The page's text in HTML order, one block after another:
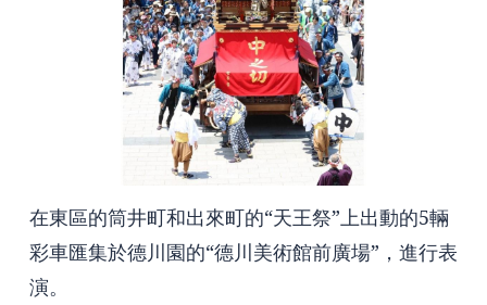
在東區的筒井町和出來町的“天王祭”上出動的5輛
彩車匯集於德川園的“德川美術館前廣場”，進行表
演。